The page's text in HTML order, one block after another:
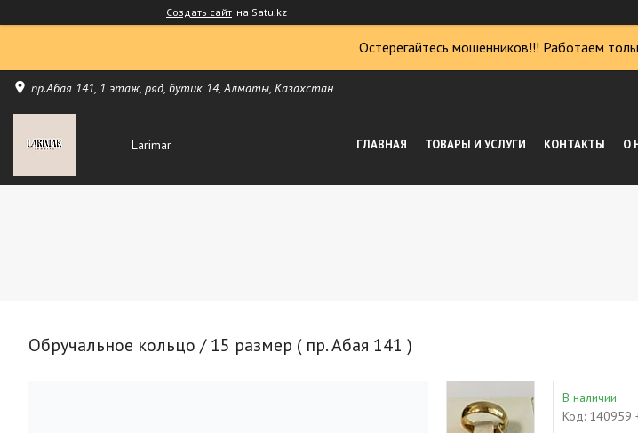
Создать сайт на Satu.kz
Остерегайтесь мошенников!!! Работаем
пр.Абая 141, 1 этаж, ряд, бутик 14, Алматы, Казахстан
Larimar ГЛАВНАЯ ТОВАРЫ И УСЛУГИ КОНТАКТЫ О
Обручальное кольцо / 15 размер ( пр. Абая 141 )
В наличии
Код: 140959